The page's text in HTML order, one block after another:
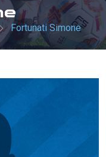
Fortunati Simone